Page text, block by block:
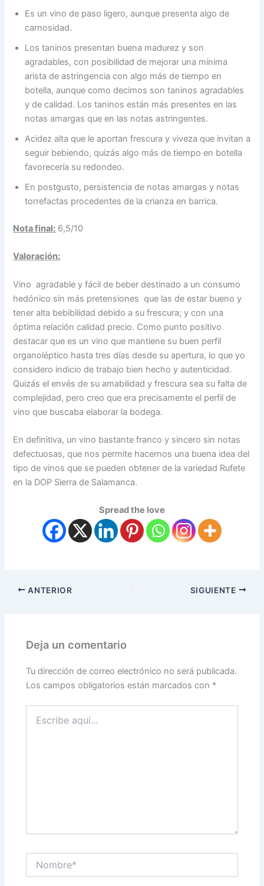
Es un vino de paso ligero, aunque presenta algo de
carnosidad.
Los taninos presentan buena madurez y son
agradables, con posibilidad de mejorar una mínima
arista de astringencia con algo más de tiempo en
botella, aunque como decimos son taninos agradables
y de calidad. Los taninos están más presentes en las
notas amargas que en las notas astringentes.
Acidez alta que le aportan frescura y viveza que invitan a
seguir bebiendo, quizás algo más de tiempo en botella
favorecería su redondeo.
En postgusto, persistencia de notas amargas y notas
torrefactas procedentes de la crianza en barrica.
Nota final: 6,5/10
Valoración:
Vino agradable y fácil de beber destinado a un consumo
hedónico sin más pretensiones que las de estar bueno y
tener alta bebibilidad debido a su frescura; y con una
óptima relación calidad precio. Como punto positivo
destacar que es un vino que mantiene su buen perfil
organoléptico hasta tres días desde su apertura, lo que yo
considero indicio de trabajo bien hecho y autenticidad.
Quizás el envés de su amabilidad y frescura sea su falta de
complejidad, pero creo que era precisamente el perfil de
vino que buscaba elaborar la bodega.
En definitiva, un vino bastante franco y sincero sin notas
defectuosas, que nos permite hacernos una buena idea del
tipo de vinos que se pueden obtener de la variedad Rufete
en la DOP Sierra de Salamanca.
Spread the love
ANTERIOR SIGUIENTE
Deja un comentario
Tu dirección de correo electrónico no será publicada.
Los campos obligatorios están marcados con *
aquí...